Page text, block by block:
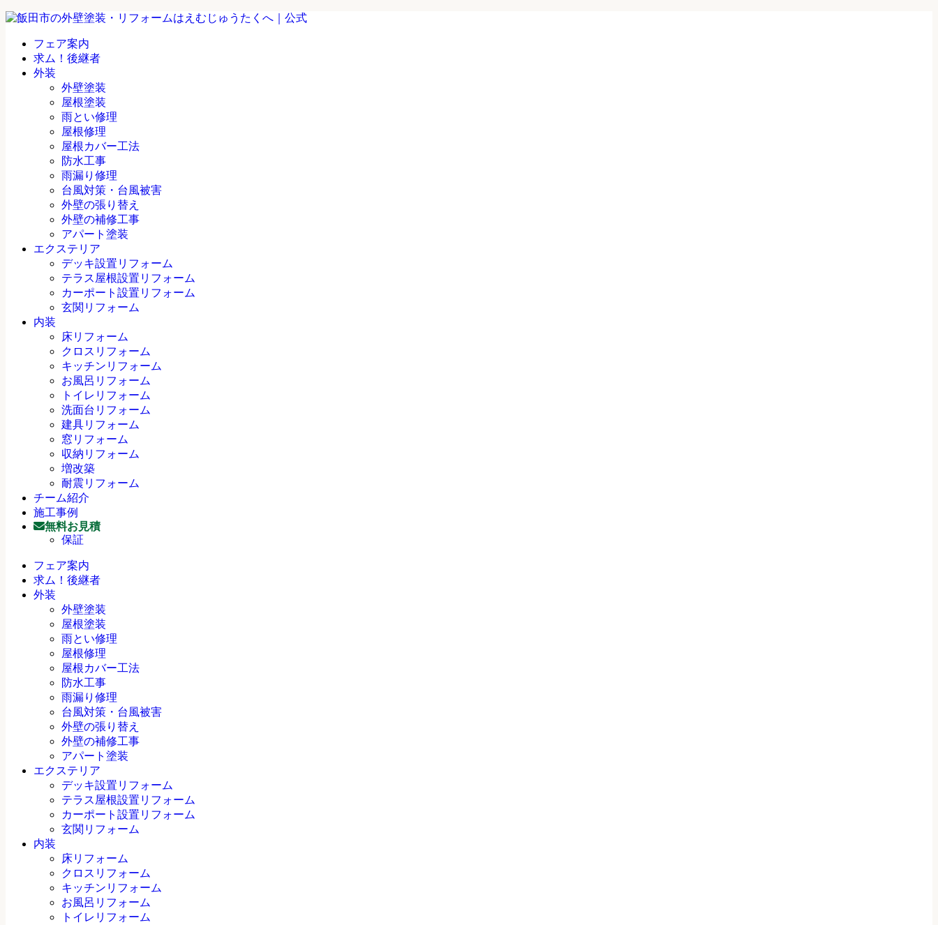
フェア案内
求ム！後継者
外装
外壁塗装
屋根塗装
雨とい修理
屋根修理
屋根カバー工法
防水工事
雨漏り修理
台風対策・台風被害
外壁の張り替え
外壁の補修工事
アパート塗装
エクステリア
デッキ設置リフォーム
テラス屋根設置リフォーム
カーポート設置リフォーム
玄関リフォーム
内装
床リフォーム
クロスリフォーム
キッチンリフォーム
お風呂リフォーム
トイレリフォーム
洗面台リフォーム
建具リフォーム
窓リフォーム
収納リフォーム
増改築
耐震リフォーム
チーム紹介
施工事例
無料お見積
保証
フェア案内
求ム！後継者
外装
外壁塗装
屋根塗装
雨とい修理
屋根修理
屋根カバー工法
防水工事
雨漏り修理
台風対策・台風被害
外壁の張り替え
外壁の補修工事
アパート塗装
エクステリア
デッキ設置リフォーム
テラス屋根設置リフォーム
カーポート設置リフォーム
玄関リフォーム
内装
床リフォーム
クロスリフォーム
キッチンリフォーム
お風呂リフォーム
トイレリフォーム